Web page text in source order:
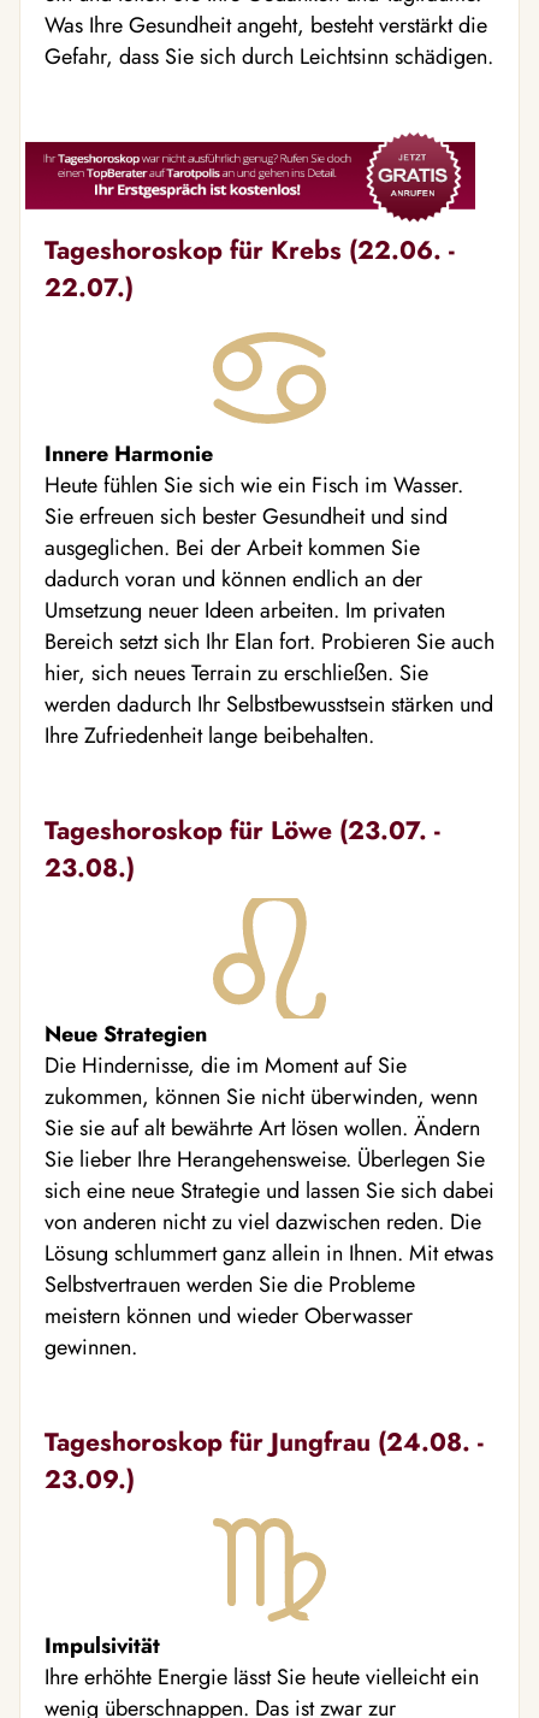
Was Ihre Gesundheit angeht, besteht verstärkt die
Gefahr, dass Sie sich durch Leichtsinn schädigen.
Tageshoroskop für Krebs (22.06. -
22.07.)
Innere Harmonie
Heute fühlen Sie sich wie ein Fisch im Wasser.
Sie erfreuen sich bester Gesundheit und sind
ausgeglichen. Bei der Arbeit kommen Sie
dadurch voran und können endlich an der
Umsetzung neuer Ideen arbeiten. Im privaten
Bereich setzt sich Ihr Elan fort. Probieren Sie auch
hier, sich neues Terrain zu erschließen. Sie
werden dadurch Ihr Selbstbewusstsein stärken und
Ihre Zufriedenheit lange beibehalten.
Tageshoroskop für Löwe (23.07. -
23.08.)
Neue Strategien
Die Hindernisse, die im Moment auf Sie
zukommen, können Sie nicht überwinden, wenn
Sie sie auf alt bewährte Art lösen wollen. Ändern
Sie lieber Ihre Herangehensweise. Überlegen Sie
sich eine neue Strategie und lassen Sie sich dabei
von anderen nicht zu viel dazwischen reden. Die
Lösung schlummert ganz allein in Ihnen. Mit etwas
Selbstvertrauen werden Sie die Probleme
meistern können und wieder Oberwasser
gewinnen.
Tageshoroskop für Jungfrau (24.08. -
23.09.)
Impulsivität
Ihre erhöhte Energie lässt Sie heute vielleicht ein
wenig überschnappen. Das ist zwar zur